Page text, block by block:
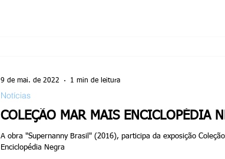
COLEÇÃO MAR MAIS ENCICLOPÉDIA
A obra "Supernanny Brasil" (2016), participa da exposição
Enciclopédia Negra
Notícias
9 de mai. de 2022 1 min de leitura